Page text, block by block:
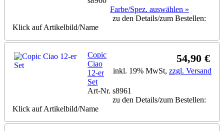
Farbe/Spez. auswählen »
zu den Details/zum Bestellen:
Klick auf Artikelbild/Name
54,90 €
inkl. 19% MwSt, zzgl. Versand
Copic
Ciao
12-er
Set
Art-Nr. s8961
zu den Details/zum Bestellen:
Klick auf Artikelbild/Name